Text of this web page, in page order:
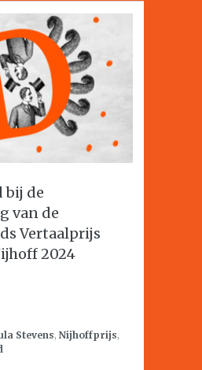
bij de
van de
Vertaalprijs
2024
Stevens, Nijhoffprijs,